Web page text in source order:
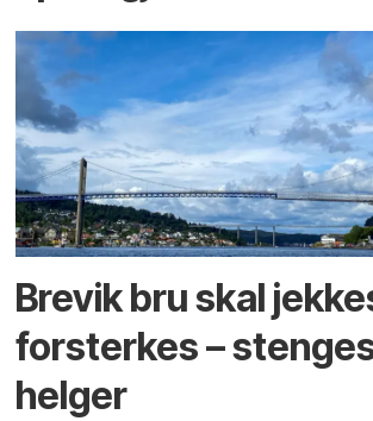
Brevik bru skal
forsterkes –
helger